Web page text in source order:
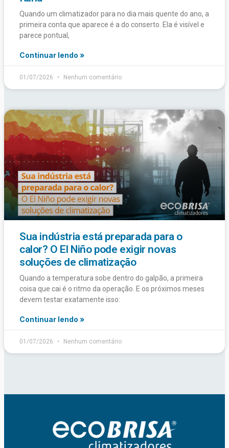
Quando um climatizador para no dia mais quente do ano, a
primeira conta que aparece é a do conserto. Ela é visível e
parece pontual,
Continuar lendo »
01/07/2026 Nenhum comentário
Sua indústria está preparada para o
calor? O El Niño pode exigir novas
soluções de climatização
Quando a temperatura sobe dentro do galpão, a primeira
coisa que cai é o ritmo da operação. E os próximos meses
devem testar exatamente isso:
Continuar lendo »
01/07/2026 Nenhum comentário